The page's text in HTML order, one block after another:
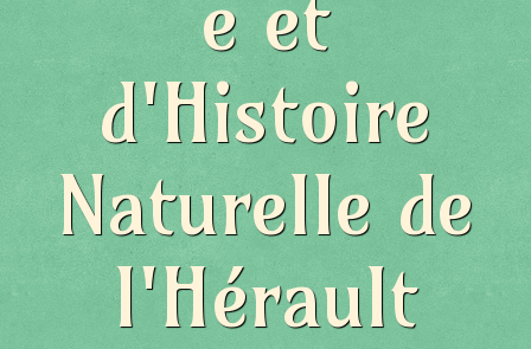
e et
d'Histoire
Naturelle de
l'Hérault